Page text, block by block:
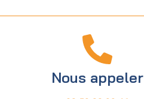
Nous appeler